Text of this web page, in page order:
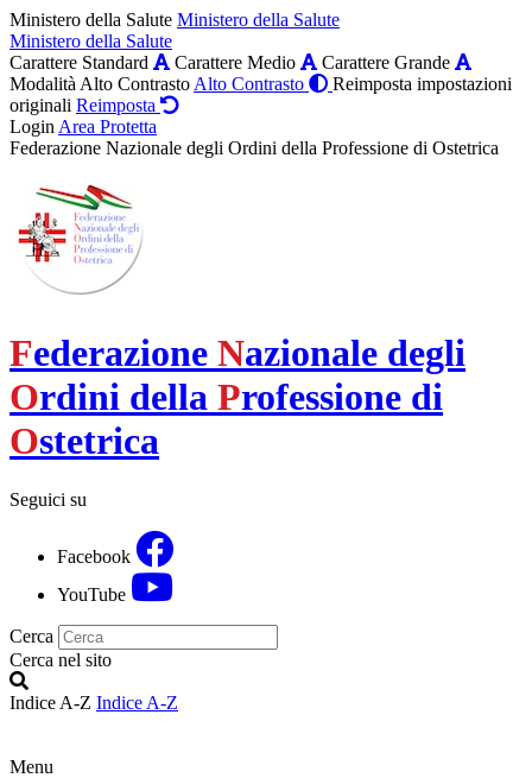
Ministero della Salute Ministero della Salute
Ministero della Salute
Carattere Standard
Carattere Medio
Carattere Grande
Modalità Alto Contrasto Alto Contrasto
Reimposta impostazioni
originali Reimposta
Login Area Protetta
Federazione Nazionale degli Ordini della Professione di Ostetrica
Federazione Nazionale degli
Ordini della Professione di
Ostetrica
Seguici su
Facebook
YouTube
Cerca
Cerca nel sito
Indice A-Z Indice A-Z
Menu